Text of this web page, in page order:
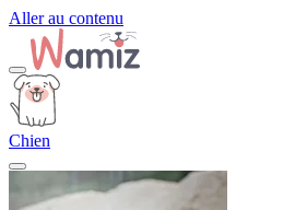
Aller au contenu
Chien